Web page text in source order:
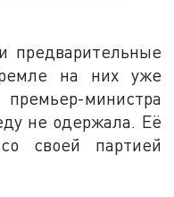
предварительные
на них уже
министра
не одержала. Её
своей партией